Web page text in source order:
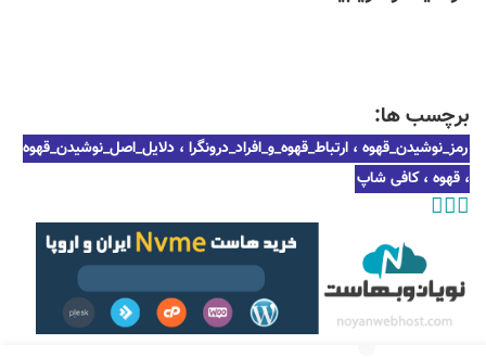
برچسب ها:
رمز_نوشیدن_قهوه ، ارتباط_قهوه_و_افراد_درونگرا ، دلایل_اصل_نوشیدن_قهوه
، قهوه ، کافی شاپ